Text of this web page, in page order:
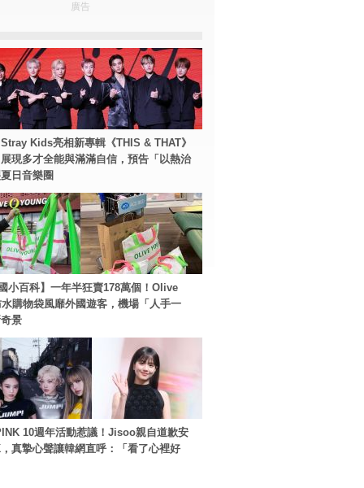
廣告
Kids亮相新專輯《THIS & THAT》
現多才全能與滿滿自信，預告「以熱治
日音樂圈
小百科】一年半狂賣178萬個！Olive
購物袋風靡外國遊客，機場「人手一
景
10週年活動惹議！Jisoo親自道歉安
真摯心聲讓韓網直呼：「看了心裡好